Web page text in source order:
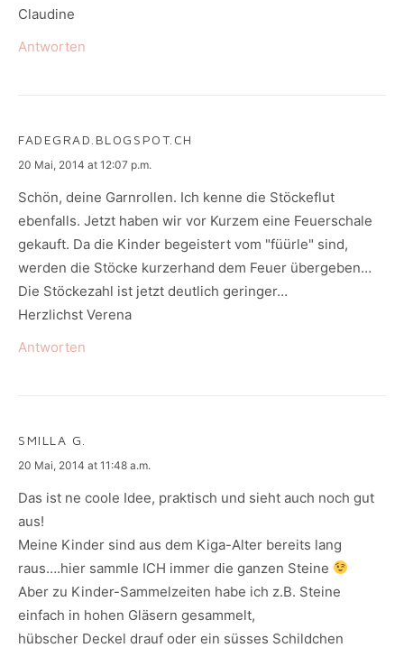
Claudine
Antworten
FADEGRAD.BLOGSPOT.CH
says:
20 Mai, 2014 at 12:07 p.m.
Schön, deine Garnrollen. Ich kenne die Stöckeflut
ebenfalls. Jetzt haben wir vor Kurzem eine Feuerschale
gekauft. Da die Kinder begeistert vom "füürle" sind,
werden die Stöcke kurzerhand dem Feuer übergeben…
Die Stöckezahl ist jetzt deutlich geringer…
Herzlichst Verena
Antworten
SMILLA G.
says:
20 Mai, 2014 at 11:48 a.m.
Das ist ne coole Idee, praktisch und sieht auch noch gut
aus!
Meine Kinder sind aus dem Kiga-Alter bereits lang
raus….hier sammle ICH immer die ganzen Steine
Aber zu Kinder-Sammelzeiten habe ich z.B. Steine
einfach in hohen Gläsern gesammelt,
hübscher Deckel drauf oder ein süsses Schildchen